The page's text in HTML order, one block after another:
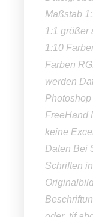
Maßstab
1:1 größer
1:10
Farben
werden
Photoshop
FreeHand
keine
Daten Bei
Schriften